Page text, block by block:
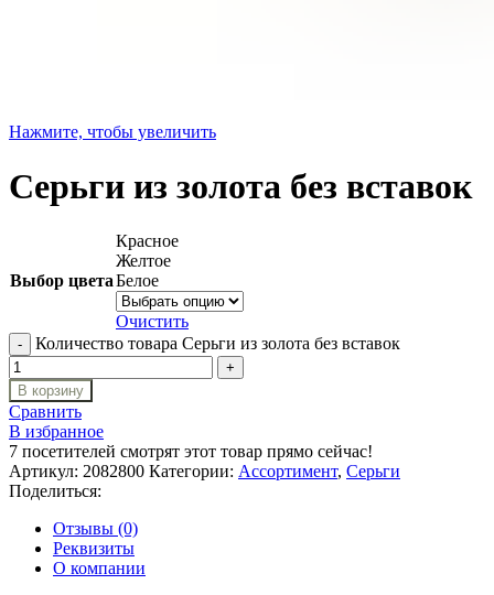
Нажмите, чтобы увеличить
Серьги из золота без вставок
Выбор цвета
Красное
Желтое
Белое
Очистить
Количество товара Серьги из золота без вставок
В корзину
Сравнить
В избранное
7 посетителей смотрят этот товар прямо сейчас!
Артикул: 2082800 Категории: Ассортимент, Серьги
Поделиться:
Отзывы (0)
Реквизиты
О компании